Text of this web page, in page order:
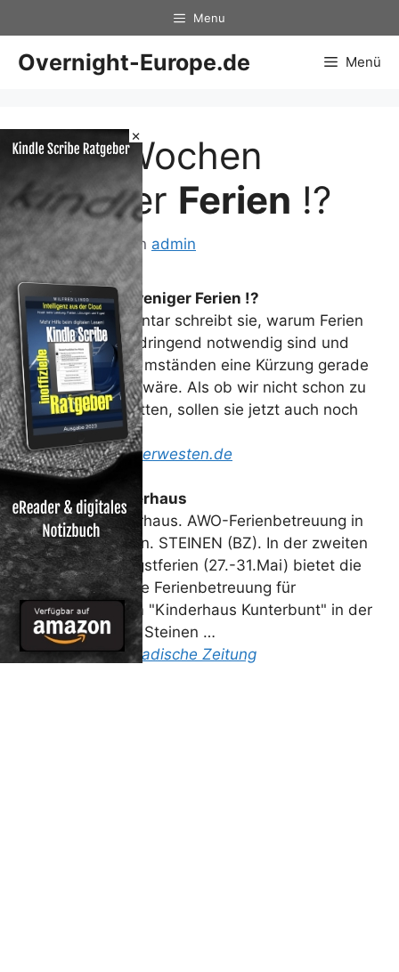
×
Inhalt
springen
Menu
Overnight-Europe.de Menü
Zwei Wochen
weniger Ferien !?
21. Mai 2013 von admin
Zwei Wochen weniger Ferien !?
In ihrem Kommentar schreibt sie, warum Ferien
für alle Schüler dringend notwendig sind und
unter welchen Umständen eine Kürzung gerade
noch vertretbar wäre. Als ob wir nicht schon zu
wenig Ferien hätten, sollen sie jetzt auch noch
gekürzt werden.
Read more onDerwesten.de
Ferien im Kinderhaus
Ferien im Kinderhaus. AWO-Ferienbetreuung in
den Pfingstferien. STEINEN (BZ). In der zweiten
Woche der Pfingstferien (27.-31.Mai) bietet die
AWO wieder eine Ferienbetreuung für
Grundschüler im "Kinderhaus Kunterbunt" in der
Köchlinstraße in Steinen …
Read more onBadische Zeitung